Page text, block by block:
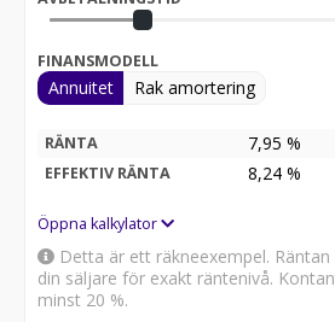
FINANSMODELL
Annuitet Rak amortering
RÄNTA 7,95 %
EFFEKTIV RÄNTA 8,24 %
Öppna kalkylator
Detta är ett räkneexempel.
din säljare för exakt räntenivå.
minst 20 %.